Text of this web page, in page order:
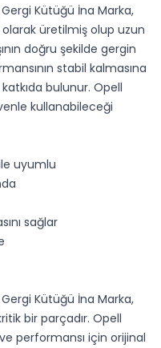
Gergi Kütüğü İna Marka,
üretilmiş olup uzun
doğru şekilde gergin
stabil kalmasına
bulunur. Opell
kullanabileceği
uyumlu
sağlar
Gergi Kütüğü İna Marka,
bir parçadır. Opell
performansı için orijinal